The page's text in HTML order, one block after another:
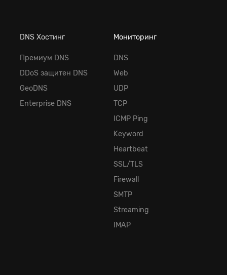
DNS Хостинг
Премиум DNS
DDoS защитен DNS
GeoDNS
Enterprise DNS
Мониторинг
DNS
Web
UDP
TCP
ICMP Ping
Keyword
Heartbeat
SSL/TLS
Firewall
SMTP
Streaming
IMAP